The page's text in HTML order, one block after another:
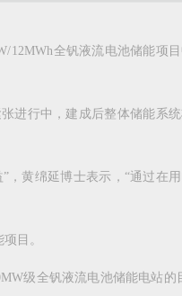
全钒液流电池储能项
进行中，建成后整体储能系
黄绵延博士表示，“通过在
目。
级全钒液流电池储能电站的